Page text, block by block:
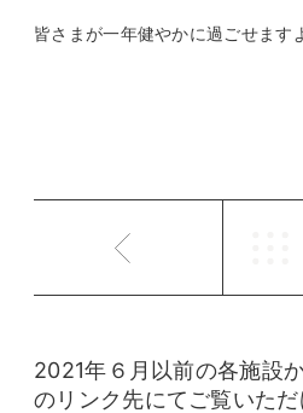
皆さまが一年健やかに過ごせます
2021年６月以前の各施設
のリンク先にてご覧いただ